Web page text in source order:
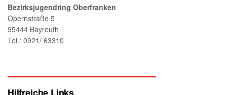
Bezirksjugendring Oberfranken
Opernstraße 5
95444 Bayreuth
Tel.: 0921/ 63310
Hilfreiche Links